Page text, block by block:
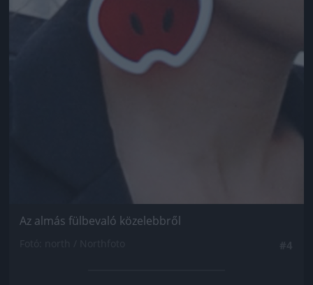
Az almás fülbevaló közelebbről